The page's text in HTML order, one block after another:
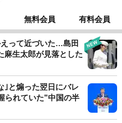
無料会員 有料会員
って近づいた…島田
麻生太郎が見落とした
｣と煽った翌日にバレ
られていた"中国の半